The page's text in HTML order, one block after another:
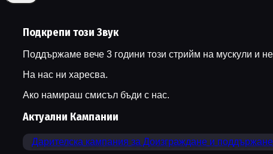
Подкрепи този Звук
Поддържаме вече 3 години този стрийм на мускули и
На нас ни харесва.
Ако намираш смисъл бъди с нас.
Актуални Кампании
Дарителска кампания за Доизграждане и